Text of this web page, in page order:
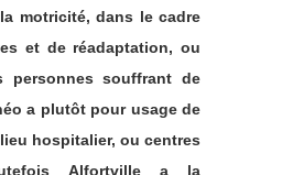
motricité, dans le cadre
et de réadaptation, ou
personnes souffrant de
a plutôt pour usage de
hospitalier, ou centres
Alfortville a la